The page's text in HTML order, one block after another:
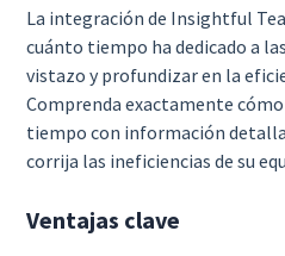
La integración de Insightful
cuánto tiempo ha dedicado a
vistazo y profundizar en la
Comprenda exactamente
tiempo con información
corrija las ineficiencias de su
Ventajas clave